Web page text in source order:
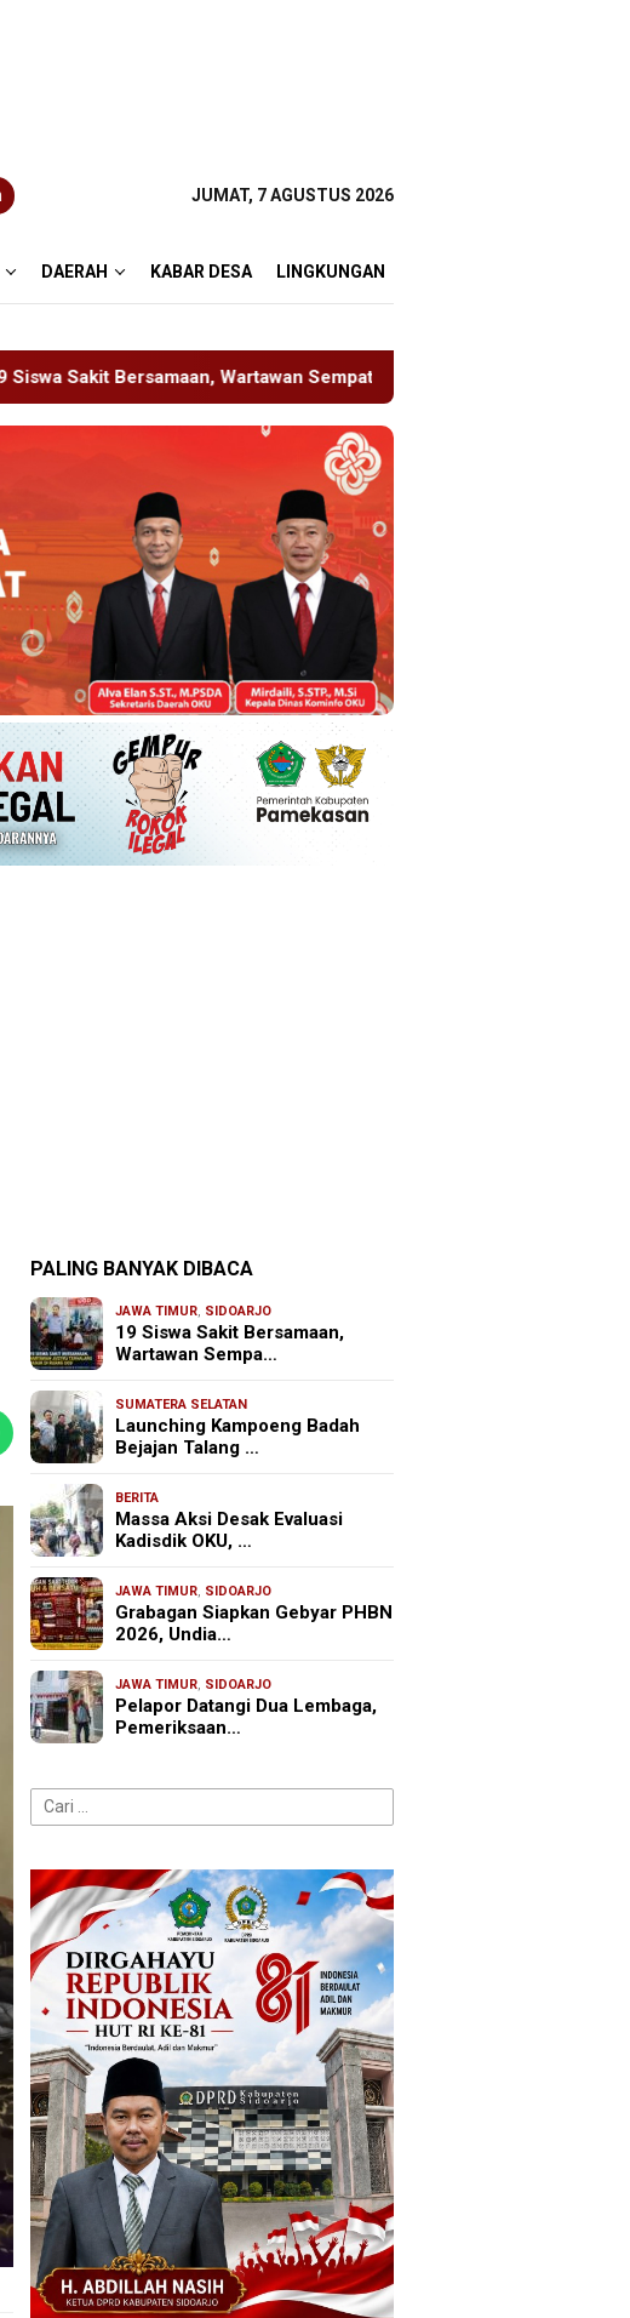
JUMAT, 7 AGUSTUS 2026
DAERAH KABAR DESA LINGKUNGAN
Sempat Terhalang Masuk ke Ruang UGD
PALING BANYAK DIBACA
JAWA TIMUR, SIDOARJO
19 Siswa Sakit Bersamaan,
Wartawan Sempa…
SUMATERA SELATAN
Launching Kampoeng Badah
Bejajan Talang …
BERITA
Massa Aksi Desak Evaluasi
Kadisdik OKU, …
JAWA TIMUR, SIDOARJO
Grabagan Siapkan Gebyar PHBN
2026, Undia…
JAWA TIMUR, SIDOARJO
Pelapor Datangi Dua Lembaga,
Pemeriksaan…
Cari
untuk: